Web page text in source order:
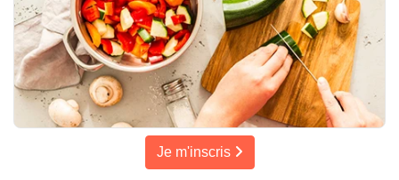
Je m'inscris